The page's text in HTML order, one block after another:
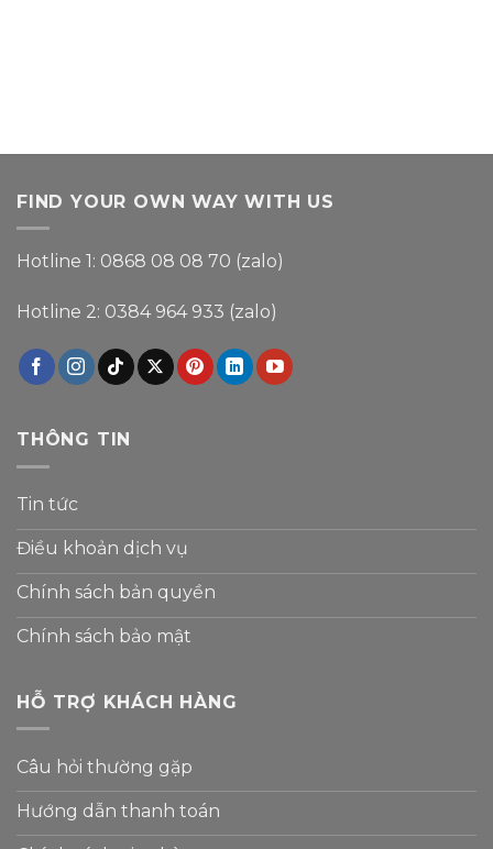
FIND YOUR OWN WAY WITH US
Hotline 1: 0868 08 08 70 (zalo)
Hotline 2: 0384 964 933 (zalo)
THÔNG TIN
Tin tức
Điều khoản dịch vụ
Chính sách bản quyền
Chính sách bảo mật
HỖ TRỢ KHÁCH HÀNG
Câu hỏi thường gặp
Hướng dẫn thanh toán